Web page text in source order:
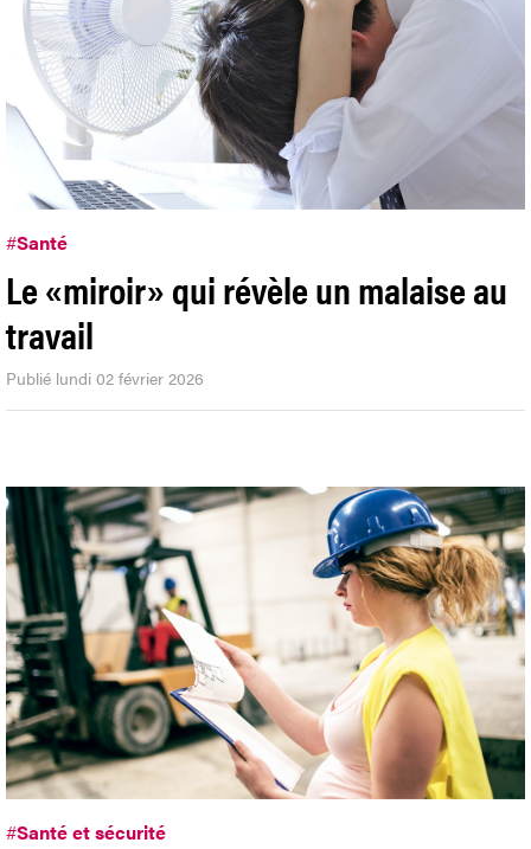
#Santé
Le «miroir» qui révèle un malaise au
travail
Publié lundi 02 février 2026
#Santé et sécurité